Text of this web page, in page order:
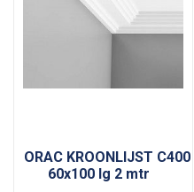
ORAC KROONLIJST C400
60x100 lg 2 mtr